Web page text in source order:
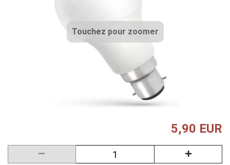
Touchez pour zoomer
5,90 EUR